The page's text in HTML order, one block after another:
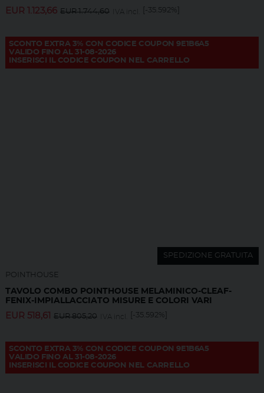
EUR 1.123,66 EUR1.744,60 IVA incl. [-35.592%]
SCONTO EXTRA 3% CON CODICE COUPON 9E1B6A5
VALIDO FINO AL 31-08-2026
INSERISCI IL CODICE COUPON NEL CARRELLO
SPEDIZIONE GRATUITA
POINTHOUSE
TAVOLO COMBO POINTHOUSE MELAMINICO-CLEAF-
FENIX-IMPIALLACCIATO MISURE E COLORI VARI
EUR 518,61 EUR805,20 IVA incl. [-35.592%]
SCONTO EXTRA 3% CON CODICE COUPON 9E1B6A5
VALIDO FINO AL 31-08-2026
INSERISCI IL CODICE COUPON NEL CARRELLO